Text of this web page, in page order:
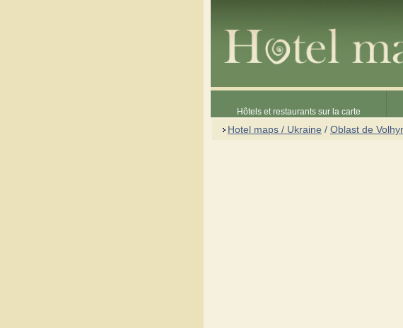
Hôtels et restaurants sur la carte
Hotel maps / Ukraine / Oblast de